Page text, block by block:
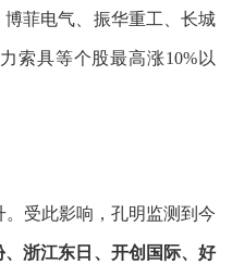
菲电气、振华重工、长城
索具等个股最高涨10%以
受此影响，孔明监测到今
浙江东日、开创国际、好